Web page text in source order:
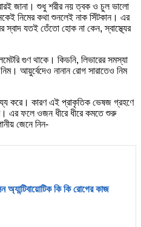
জানা। শুধু শরীর নয় ত্বক ও চুল ভালো
নিমের কথা শুনলেই নাক সিঁটকান। এর
স্বাদ যতই তেঁতো হোক না কেন, স্বাস্থ্যের
গুণ থাকে। কিডনি, লিভারের সমস্যা
আয়ুর্বেদেও নানান রোগ সারাতেও নিম
করে। কারণ এই প্রাকৃতিক ভেষজ গ্রহণে
এর ফলে ওজন ধীরে ধীরে কমতে শুরু
জেনে নিন-
অ্যান্টিবায়োটিক কি কি রোগের কাজ